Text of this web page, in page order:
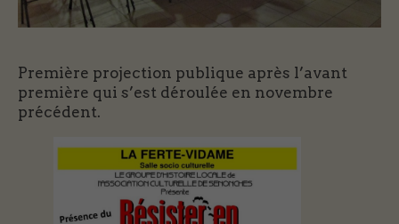
Première projection publique après l’avant
première qui s’est déroulée en novembre
précédent.